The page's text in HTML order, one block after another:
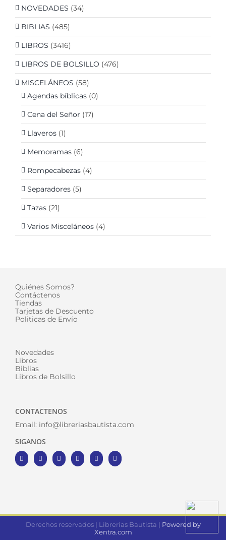
NOVEDADES (34)
BIBLIAS (485)
LIBROS (3416)
LIBROS DE BOLSILLO (476)
MISCELÁNEOS (58)
Agendas bíblicas (0)
Cena del Señor (17)
Llaveros (1)
Memoramas (6)
Rompecabezas (4)
Separadores (5)
Tazas (21)
Varios Misceláneos (4)
Quiénes Somos?
Contáctenos
Tiendas
Tarjetas de Descuento
Politicas de Envío
Novedades
Libros
Biblias
Libros de Bolsillo
CONTACTENOS
Email: info@libreriasbautista.com
SIGANOS
Derechos reservados | Librerías Bautista | Powered by
Xentra.com